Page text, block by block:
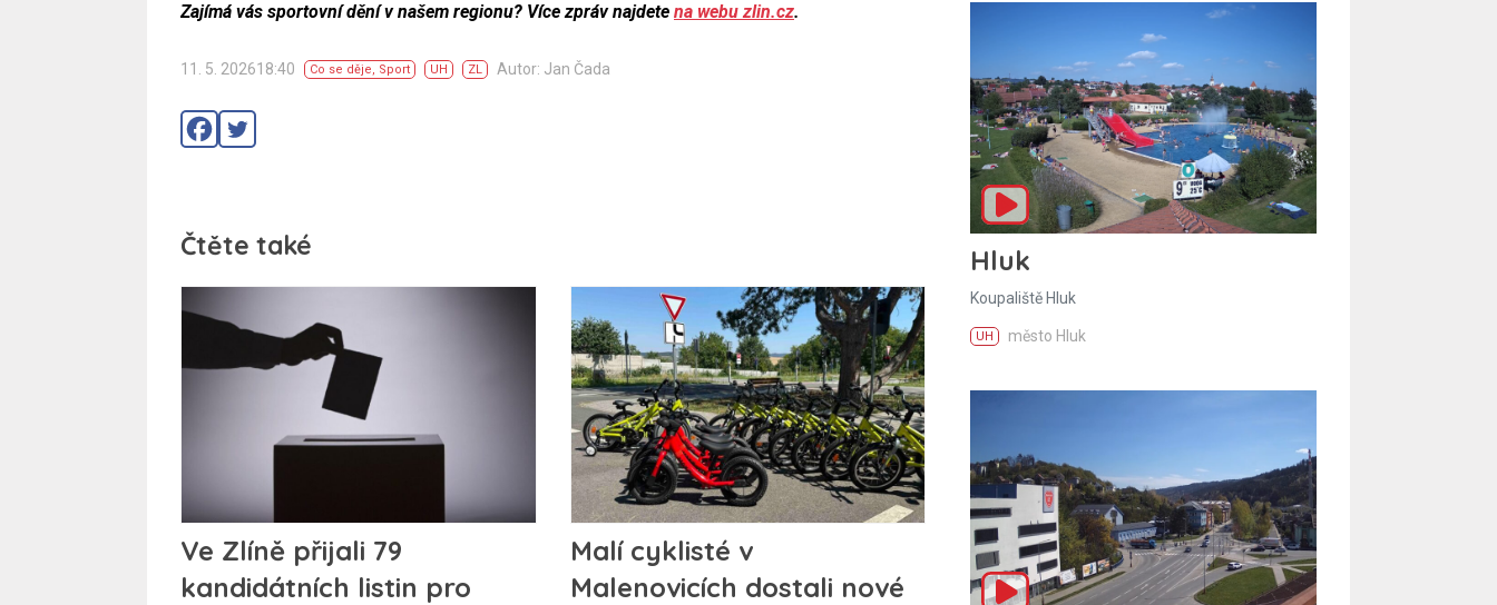
Zajímá vás sportovní dění v našem regionu? Více zpráv najdete na webu zlin.cz.
11. 5. 202618:40 Co se děje, Sport UH ZL Autor: Jan Čada
Čtěte také
Ve Zlíně přijali 79
kandidátních listin pro
Malí cyklisté v
Malenovicích dostali nové
Hluk
Koupaliště Hluk
UH město Hluk